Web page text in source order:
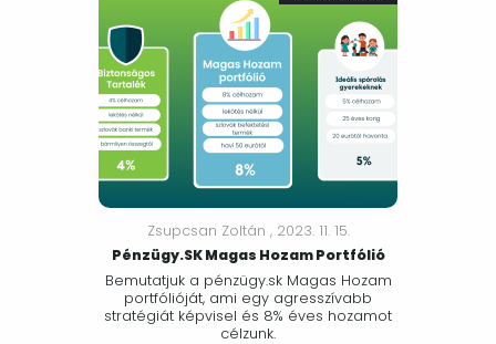
Zsupcsan Zoltán , 2023. 11. 15.
Pénzügy.SK Magas Hozam Portfólió
Bemutatjuk a pénzügy.sk Magas Hozam
portfólióját, ami egy agresszívabb
stratégiát képvisel és 8% éves hozamot
célzunk.